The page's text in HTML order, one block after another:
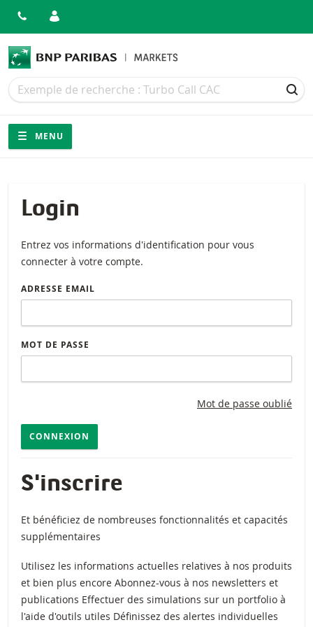
Recherche
Recherche
Navigation
Navigation sur le site
MENU
Login
Entrez vos informations d'identification pour vous
connecter à votre compte.
ADRESSE EMAIL
MOT DE PASSE
Mot de passe oublié
CONNEXION
S'inscrire
Et bénéficiez de nombreuses fonctionnalités et capacités
supplémentaires
Utilisez les informations actuelles relatives à nos produits
et bien plus encore Abonnez-vous à nos newsletters et
publications Effectuer des simulations sur un portfolio à
l'aide d'outils utiles Définissez des alertes individuelles